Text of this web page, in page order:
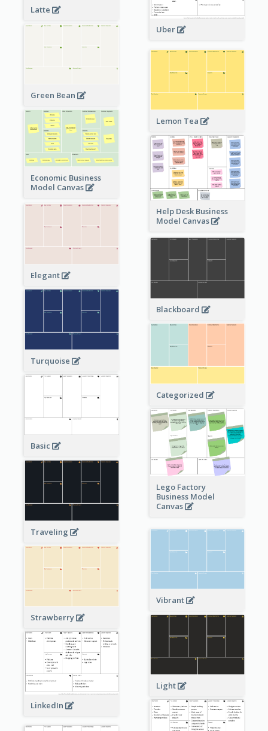
Latte
Uber
Green Bean
Lemon Tea
Economic Business
Model Canvas
Help Desk Business
Model Canvas
Elegant
Blackboard
Turquoise
Categorized
Basic
Lego Factory
Business Model
Canvas
Traveling
Vibrant
Strawberry
Light
LinkedIn